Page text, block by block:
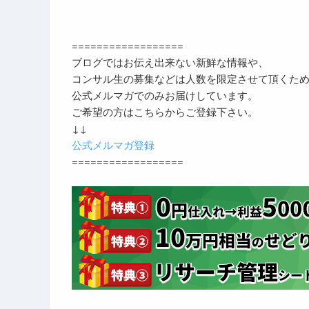
==================
ブログではお伝え出来ない新鮮な情報や、
コンサル生の募集などは人数を限定させて頂くため
公式メルマガでのみお届けしています。
ご希望の方はこちらからご登録下さい。
↓↓
公式メルマガ登録
==================